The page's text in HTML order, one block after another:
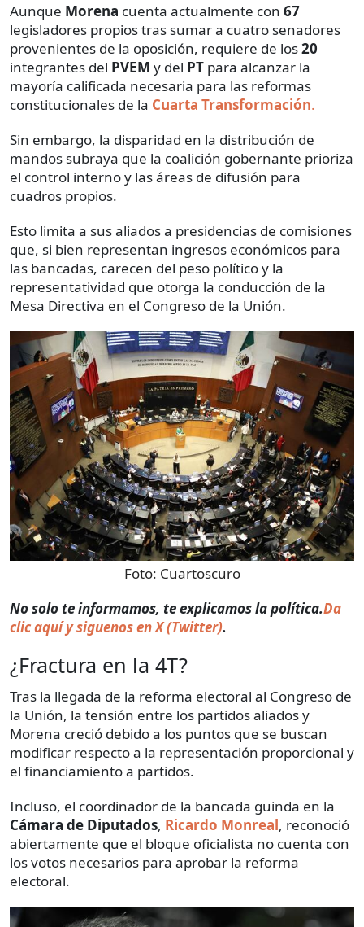
Aunque Morena cuenta actualmente con 67
legisladores propios tras sumar a cuatro senadores
provenientes de la oposición, requiere de los20
integrantes del PVEM y del PT para alcanzar la
mayoría calificada necesaria para las reformas
constitucionales de la Cuarta Transformación.
Sin embargo, la disparidad en la distribución de
mandos subraya que la coalición gobernante prioriza
el control interno y las áreas de difusión para
cuadros propios.
Esto limita a sus aliados a presidencias de comisiones
que, si bien representan ingresos económicos para
las bancadas, carecen del peso político y la
representatividad que otorga la conducción de la
Mesa Directiva en el Congreso de la Unión.
Foto: Cuartoscuro
​​No solo te informamos, te explicamos la política.Da
clic aquí y siguenos en X (Twitter).
¿Fractura en la 4T?
Tras la llegada de la reforma electoral al Congreso de
la Unión, la tensión entre los partidos aliados y
Morena creció debido a los puntos que se buscan
modificar respecto a la representación proporcional y
el financiamiento a partidos.
Incluso, el coordinador de la bancada guinda en la
Cámara de Diputados, Ricardo Monreal, reconoció
abiertamente que el bloque oficialista no cuenta con
los votos necesarios para aprobar la reforma
electoral.